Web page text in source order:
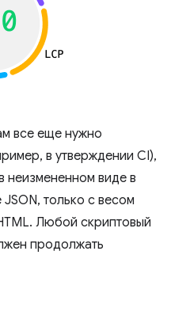
все еще нужно
в утверждении CI),
неизмененном виде в
только с весом
Любой скриптовый
продолжать